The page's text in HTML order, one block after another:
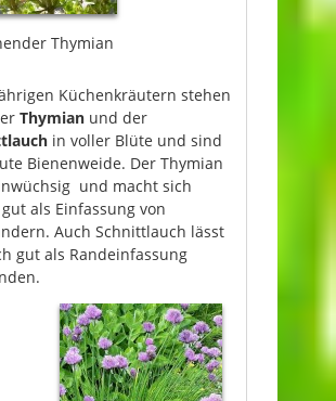
Thymian
Küchenkräutern stehen
Thymian und der
in voller Blüte und sind
Bienenweide. Der Thymian
und macht sich
als Einfassung von
Auch Schnittlauch lässt
gut als Randeinfassung